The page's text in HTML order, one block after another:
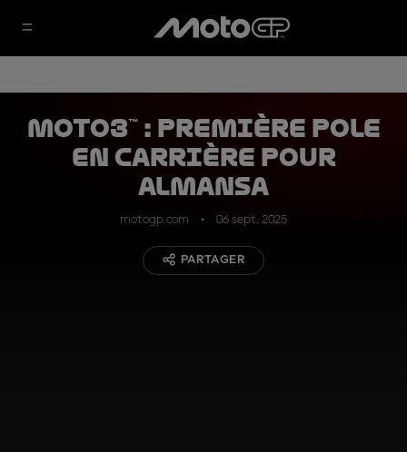
Moto3™ : première pole
en carrière pour
Almansa
motogp.com 06 sept. 2025
PARTAGER